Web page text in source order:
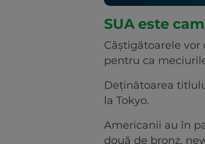
SUA este
Câştigătoarele
pentru ca
Deţinătoarea
la Tokyo.
Americanii au în
două de bronz.